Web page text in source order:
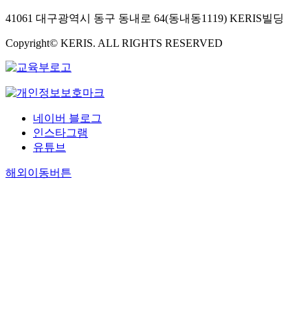
41061 대구광역시 동구 동내로 64(동내동1119) KERIS빌딩
Copyright© KERIS. ALL RIGHTS RESERVED
네이버 블로그
인스타그램
유튜브
해외이동버튼